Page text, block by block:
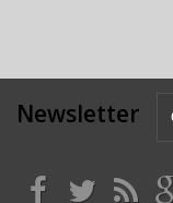
Newsletter